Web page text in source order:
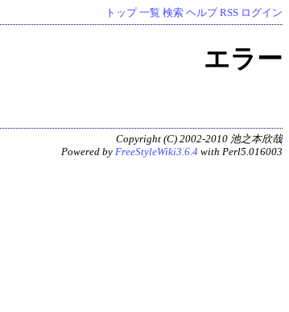
トップ 一覧 検索 ヘルプ RSS ログイン
エラー
Copyright (C) 2002-2010 池之本欣哉
Powered by FreeStyleWiki3.6.4 with Perl5.016003